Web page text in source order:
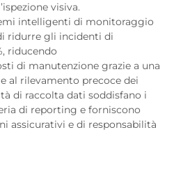
visiva.
intelligenti di monitoraggio
ridurre gli incidenti di
riducendo
di manutenzione grazie a una
al rilevamento precoce dei
di raccolta dati soddisfano i
di reporting e forniscono
assicurativi e di responsabilità